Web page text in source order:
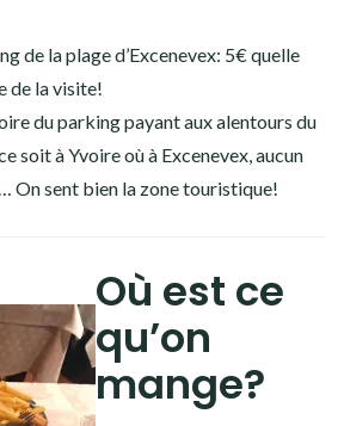
de la plage d’Excenevex: 5€ quelle
de la visite!
du parking payant aux alentours du
soit à Yvoire où à Excenevex, aucun
On sent bien la zone touristique!
Où est ce
qu’on
mange?